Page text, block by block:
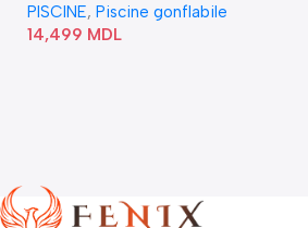
PISCINE, Piscine gonflabile
14,499 MDL